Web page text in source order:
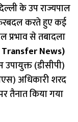
के उप राज्यपाल
करते हुए कई
प्रभाव से तबादला
News)
(डीसीपी)
अधिकारी शरद
तैनात किया गया